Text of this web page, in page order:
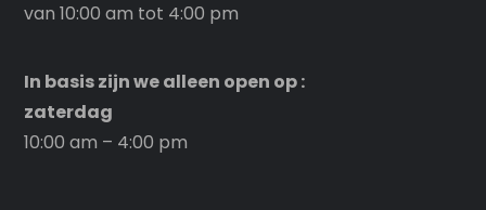
van 10:00 am tot 4:00 pm
In basis zijn we alleen open op :
zaterdag
10:00 am – 4:00 pm